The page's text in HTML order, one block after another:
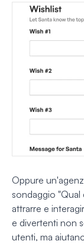
Oppure
sondaggio "Qual
attrarre e
e divertenti non
utenti, ma